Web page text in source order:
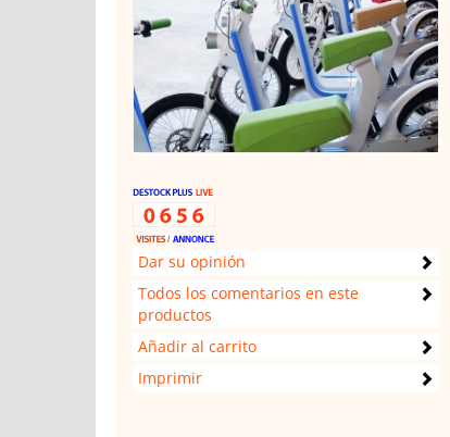
Dar su opinión
Todos los comentarios en este
productos
Añadir al carrito
Imprimir